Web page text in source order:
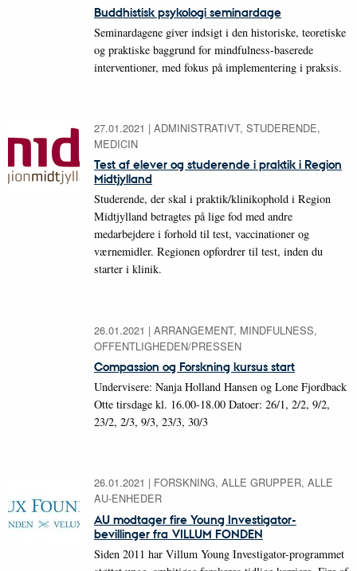
Buddhistisk psykologi seminardage
Seminardagene giver indsigt i den historiske, teoretiske
og praktiske baggrund for mindfulness-baserede
interventioner, med fokus på implementering i praksis.
27.01.2021 | ADMINISTRATIVT, STUDERENDE,
MEDICIN
Test af elever og studerende i praktik i Region
Midtjylland
Studerende, der skal i praktik/klinikophold i Region
Midtjylland betragtes på lige fod med andre
medarbejdere i forhold til test, vaccinationer og
værnemidler. Regionen opfordrer til test, inden du
starter i klinik.
26.01.2021 | ARRANGEMENT, MINDFULNESS,
OFFENTLIGHEDEN/PRESSEN
Compassion og Forskning kursus start
Undervisere: Nanja Holland Hansen og Lone Fjordback
Otte tirsdage kl. 16.00-18.00 Datoer: 26/1, 2/2, 9/2,
23/2, 2/3, 9/3, 23/3, 30/3
26.01.2021 | FORSKNING, ALLE GRUPPER, ALLE
AU-ENHEDER
AU modtager fire Young Investigator-
bevillinger fra VILLUM FONDEN
Siden 2011 har Villum Young Investigator-programmet